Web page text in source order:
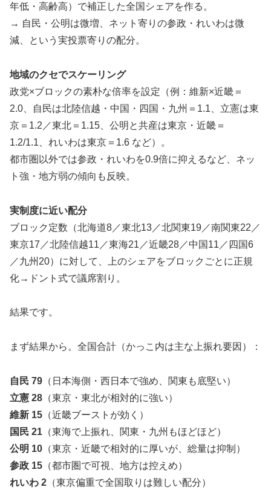
年低・高齢高）で補正した全国シェアを作る。
→ 自民・公明は微増、ネット寄りの参政・れいわは微
減、という実投票寄りの配分。
地域のクセでスケーリング
政党×ブロックの素朴な倍率を設定（例：維新×近畿＝
2.0、自民は北陸信越・中国・四国・九州＝1.1、立憲は東
京＝1.2／東北＝1.15、公明と共産は東京・近畿＝
1.2/1.1、れいわは東京＝1.6 など）。
都市圏以外では参政・れいわを0.9倍に抑えるなど、ネッ
ト強・地方弱の傾向も反映。
実制度に近い配分
ブロック定数（北海道8／東北13／北関東19／南関東22／
東京17／北陸信越11／東海21／近畿28／中国11／四国6
／九州20）に対して、上のシェアをブロックごとに正規
化→ドント式で議席割り。
結果です。
まず結果から。全国合計（かっこ内は主な上振れ要因）：
自民 79 （日本海側・西日本で強め、関東も底堅い）
立憲 28 （東京・東北が相対的に強い）
維新 15 （近畿ブーストが効く）
国民 21 （東海で上振れ、関東・九州もほどほど）
公明 10 （東京・近畿で相対的に厚いが、総量は抑制）
参政 15 （都市圏で可視、地方は控えめ）
れいわ 2 （東京偏重で全国取りは難しい配分）